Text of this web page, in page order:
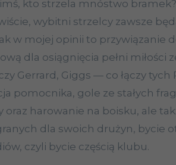
kto strzela mnóstwo
wybitni strzelcy zawsze
w mojej opinii to przywiązanie
dla osiągnięcia pełni miłości
Gerrard , Giggs — co łączy
pomocnika, gole ze stałych
oraz harowanie na boisku, ale
dla swoich drużyn, bycie
czyli bycie częścią klubu.